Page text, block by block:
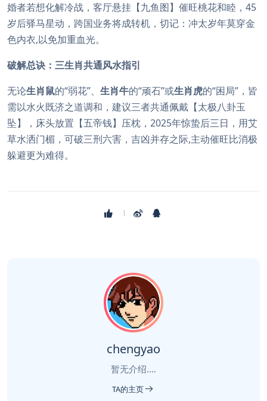
婚者若想化解冷战，客厅悬挂【九鱼图】催旺桃花和睦，45
岁后驿马星动，跨国业务将成转机，切记：冲太岁年莫穿金
色内衣,以免加重血光。
破解总诀：三生肖共通风水指引
无论生肖鼠的“弱花”、 生肖牛的“顽石”或生肖虎的“困局”，皆
需以水火既济之道调和，建议三者共通佩戴【太极八卦玉
坠】，床头放置【五帝钱】压枕，2025年惊蛰后三日，用艾
草水洒门楣，可破三刑六害，吉凶并存之际,主动催旺比消极
躲避更为难得。
chengyao
暂无介绍....
TA的主页